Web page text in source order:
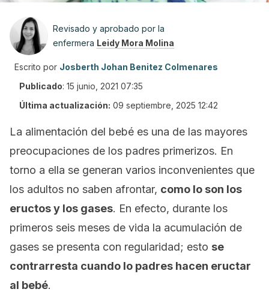
Revisado y aprobado por la
enfermera Leidy Mora Molina
Escrito por Josberth Johan Benitez Colmenares
Publicado: 15 junio, 2021 07:35
Última actualización: 09 septiembre, 2025 12:42
La alimentación del bebé es una de las mayores
preocupaciones de los padres primerizos. En
torno a ella se generan varios inconvenientes que
los adultos no saben afrontar, como lo son los
eructos y los gases. En efecto, durante los
primeros seis meses de vida la acumulación de
gases se presenta con regularidad; esto se
contrarresta cuando lo padres hacen eructar
al bebé.